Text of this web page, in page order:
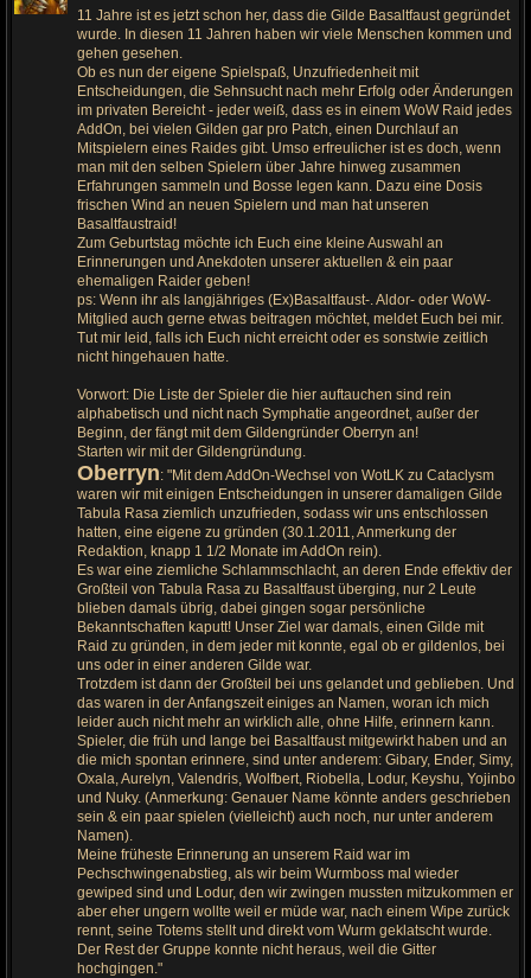
e
z
u
l
e
z
t
e
n
B
e
i
t
r
a
g
11 Jahre ist es jetzt schon her, dass die Gilde Basaltfaust gegründet
wurde. In diesen 11 Jahren haben wir viele Menschen kommen und
gehen gesehen.
Ob es nun der eigene Spielspaß, Unzufriedenheit mit
Entscheidungen, die Sehnsucht nach mehr Erfolg oder Änderungen
im privaten Bereicht - jeder weiß, dass es in einem WoW Raid jedes
AddOn, bei vielen Gilden gar pro Patch, einen Durchlauf an
Mitspielern eines Raides gibt. Umso erfreulicher ist es doch, wenn
man mit den selben Spielern über Jahre hinweg zusammen
Erfahrungen sammeln und Bosse legen kann. Dazu eine Dosis
frischen Wind an neuen Spielern und man hat unseren
Basaltfaustraid!
Zum Geburtstag möchte ich Euch eine kleine Auswahl an
Erinnerungen und Anekdoten unserer aktuellen & ein paar
ehemaligen Raider geben!
ps: Wenn ihr als langjähriges (Ex)Basaltfaust-. Aldor- oder WoW-
Mitglied auch gerne etwas beitragen möchtet, meldet Euch bei mir.
Tut mir leid, falls ich Euch nicht erreicht oder es sonstwie zeitlich
nicht hingehauen hatte.
Vorwort: Die Liste der Spieler die hier auftauchen sind rein
alphabetisch und nicht nach Symphatie angeordnet, außer der
Beginn, der fängt mit dem Gildengründer Oberryn an!
Starten wir mit der Gildengründung.
Oberryn: "Mit dem AddOn-Wechsel von WotLK zu Cataclysm
waren wir mit einigen Entscheidungen in unserer damaligen Gilde
Tabula Rasa ziemlich unzufrieden, sodass wir uns entschlossen
hatten, eine eigene zu gründen (30.1.2011, Anmerkung der
Redaktion, knapp 1 1/2 Monate im AddOn rein).
Es war eine ziemliche Schlammschlacht, an deren Ende effektiv der
Großteil von Tabula Rasa zu Basaltfaust überging, nur 2 Leute
blieben damals übrig, dabei gingen sogar persönliche
Bekanntschaften kaputt! Unser Ziel war damals, einen Gilde mit
Raid zu gründen, in dem jeder mit konnte, egal ob er gildenlos, bei
uns oder in einer anderen Gilde war.
Trotzdem ist dann der Großteil bei uns gelandet und geblieben. Und
das waren in der Anfangszeit einiges an Namen, woran ich mich
leider auch nicht mehr an wirklich alle, ohne Hilfe, erinnern kann.
Spieler, die früh und lange bei Basaltfaust mitgewirkt haben und an
die mich spontan erinnere, sind unter anderem: Gibary, Ender, Simy,
Oxala, Aurelyn, Valendris, Wolfbert, Riobella, Lodur, Keyshu, Yojinbo
und Nuky. (Anmerkung: Genauer Name könnte anders geschrieben
sein & ein paar spielen (vielleicht) auch noch, nur unter anderem
Namen).
Meine früheste Erinnerung an unserem Raid war im
Pechschwingenabstieg, als wir beim Wurmboss mal wieder
gewiped sind und Lodur, den wir zwingen mussten mitzukommen er
aber eher ungern wollte weil er müde war, nach einem Wipe zurück
rennt, seine Totems stellt und direkt vom Wurm geklatscht wurde.
Der Rest der Gruppe konnte nicht heraus, weil die Gitter
hochgingen."